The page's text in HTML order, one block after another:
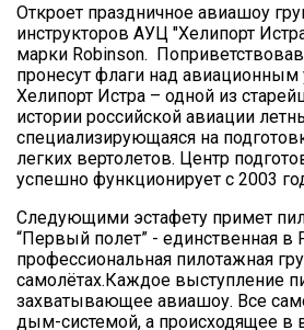
Откроет праздничное авиашоу
инструкторов АУЦ "Хелипорт
марки Robinson.
пронесут флаги над
Хелипорт Истра – одной из
истории российской авиации
специализирующаяся на
легких вертолетов. Центр
успешно функционирует с 2003
Следующими эстафету примет
“Первый полет” - единственная в
профессиональная пилотажная
самолётах.Каждое выступление
захватывающее авиашоу. Все
дым-системой, а происходящее в